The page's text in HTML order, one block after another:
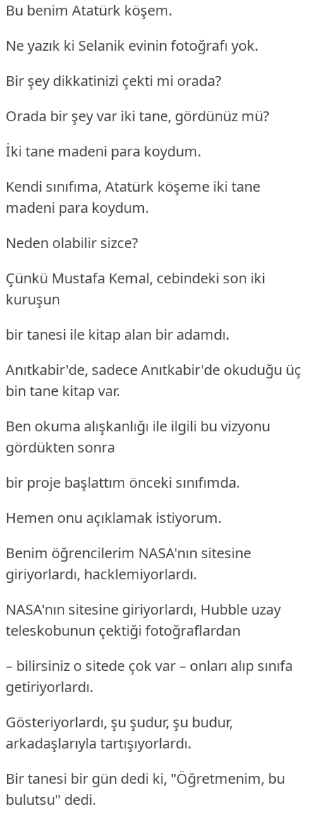
Bu benim Atatürk köşem.
Ne yazık ki Selanik evinin fotoğrafı yok.
Bir şey dikkatinizi çekti mi orada?
Orada bir şey var iki tane, gördünüz mü?
İki tane madeni para koydum.
Kendi sınıfıma, Atatürk köşeme iki tane
madeni para koydum.
Neden olabilir sizce?
Çünkü Mustafa Kemal, cebindeki son iki
kuruşun
bir tanesi ile kitap alan bir adamdı.
Anıtkabir'de, sadece Anıtkabir'de okuduğu üç
bin tane kitap var.
Ben okuma alışkanlığı ile ilgili bu vizyonu
gördükten sonra
bir proje başlattım önceki sınıfımda.
Hemen onu açıklamak istiyorum.
Benim öğrencilerim NASA'nın sitesine
giriyorlardı, hacklemiyorlardı.
NASA'nın sitesine giriyorlardı, Hubble uzay
teleskobunun çektiği fotoğraflardan
– bilirsiniz o sitede çok var – onları alıp sınıfa
getiriyorlardı.
Gösteriyorlardı, şu şudur, şu budur,
arkadaşlarıyla tartışıyorlardı.
Bir tanesi bir gün dedi ki, "Öğretmenim, bu
bulutsu" dedi.